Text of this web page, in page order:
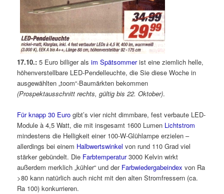
17.10.: 5 Euro billiger alsim Spätsommerist eine ziemlich helle,
höhenverstellbare LED-Pendelleuchte, die Sie diese Woche in
ausgewählten „toom“-Baumärkten bekommen
(Prospektausschnitt rechts, gültig bis 22. Oktober).
Für knapp 30 Euro gibt’s vier nicht dimmbare, fest verbaute LED-
Module à 4,5 Watt, die mit insgesamt 1600 Lumen Lichtstrom
mindestens die Helligkeit einer 100-W-Glühlampe erzielen –
allerdings bei einem Halbwertswinkel von rund 110 Grad viel
stärker gebündelt. Die Farbtemperatur3000 Kelvin wirkt
außerdem merklich „kühler“ und der Farbwiedergabeindex von Ra
>80 kann natürlich auch nicht mit den alten Stromfressern (ca.
Ra 100) konkurrieren.